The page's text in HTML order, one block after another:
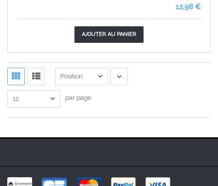
12,98 €
AJOUTER AU PANIER
Position
12 par page